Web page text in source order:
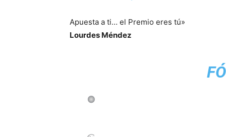
Apuesta a ti… el Premio eres tú»
Lourdes Méndez